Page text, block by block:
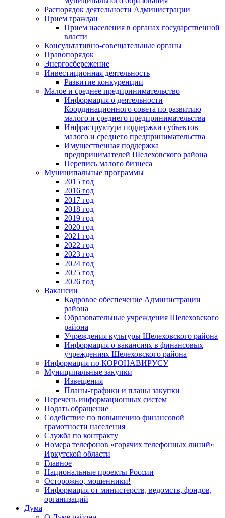
Распорядок деятельности Администрации
Прием граждан
Прием населения в органах государственной
власти
Консультативно-совещательные органы
Правопорядок
Энергосбережение
Инвестиционная деятельность
Развитие конкуренции
Малое и среднее предпринимательство
Информация о деятельности
Координационного совета по развитию
малого и среднего предпринимательства
Инфраструктура поддержки субъектов
малого и среднего предпринимательства
Имущественная поддержка
предпринимателей Шелеховского района
Перепись малого бизнеса
Муниципальные программы
2015 год
2016 год
2017 год
2018 год
2019 год
2020 год
2021 год
2022 год
2023 год
2024 год
2025 год
2026 год
Вакансии
Кадровое обеспечение Администрации
района
Образовательные учреждения Шелеховского
района
Учреждения культуры Шелеховского района
Информация о вакансиях в финансовых
учреждениях Шелеховского района
Информация по КОРОНАВИРУСУ
Муниципальные закупки
Извещения
Планы-графики и планы закупки
Перечень информационных систем
Подать обращение
Содействие по повышению финансовой
грамотности населения
Служба по контракту
Номера телефонов «горячих телефонных линий»
Иркутской области
Главное
Национальные проекты России
Осторожно, мошенники!
Информация от министерств, ведомств, фондов,
организаций
Дума